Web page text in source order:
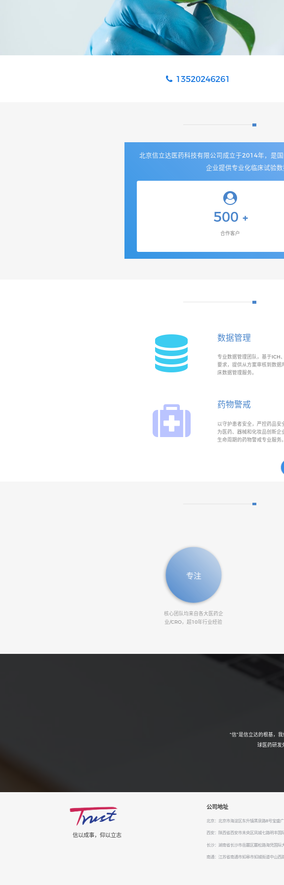
13520246261
北京信立达医药科技有限公司成立于2014年，是
企业提供专业化临床试验
500 +
合作客户
数据管理
专业数据管理团队，基于ICH
要求，提供从方案审核到数据
床数据管理服务。
药物警戒
以守护患者安全，严控药品安
为医药、器械和化妆品创新企
生命周期的药物警戒专业服务。
专注
核心团队均来自各大医药企
业/CRO，超10年行业经验
“信”是信立达的根基，
球医药研发
信以成事，仰以立志
公司地址
北京：北京市海淀区东升镇黑泉路8号宝盛
西安：陕西省西安市未央区凤城七路明丰国
长沙：湖南省长沙市岳麓区麓松路海凭国际
南通：江苏省南通市如皋市如城街道中山西